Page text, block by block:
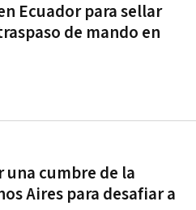
Ecuador para sellar
de mando en
una cumbre de la
Aires para desafiar a